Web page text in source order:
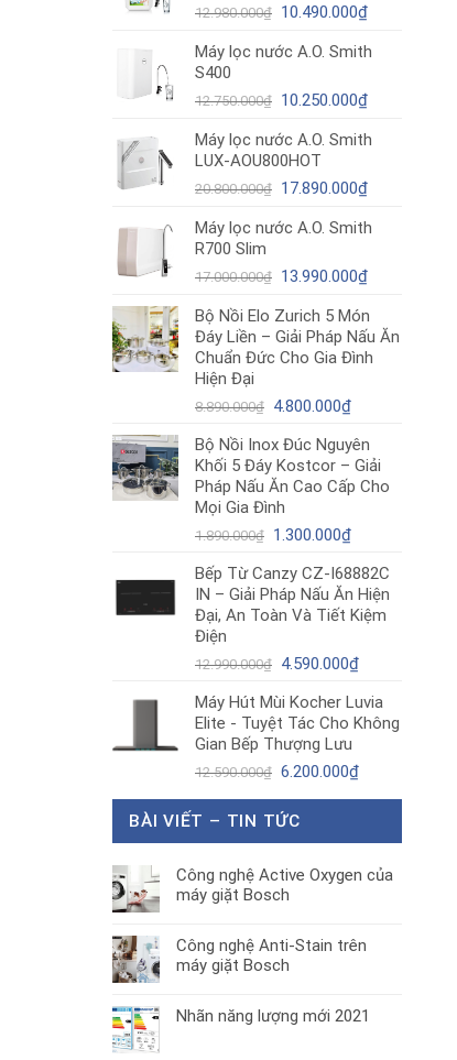
15.700.000₫.
12.980.000₫ Giá
là:
10.490.000₫Giá
tại
10.490.000₫.
Máy lọc nước A.O. Smith
S400
12.750.000₫ Giá
là:
12.750.000₫.
10.250.000₫Giá
tại
10.250.000₫.
Máy lọc nước A.O. Smith
LUX-AOU800HOT
20.800.000₫ Giá
là:
17.890.000₫Giá
tại
17.890.000₫.
Máy lọc nước A.O. Smith
R700 Slim
17.000.000₫ Giá
là:
17.000.000₫.
13.990.000₫Giá
tại
là:
13.990.000₫.
Bộ Nồi Elo Zurich 5 Món
Đáy Liền – Giải Pháp Nấu Ăn
Chuẩn Đức Cho Gia Đình
Hiện Đại
8.890.000₫ Giá
là:
8.890.000₫.
4.800.000₫Giá
tại
là:
4.800.000₫.
Bộ Nồi Inox Đúc Nguyên
Khối 5 Đáy Kostcor – Giải
Pháp Nấu Ăn Cao Cấp Cho
Mọi Gia Đình
1.890.000₫ Giá
là:
1.890.000₫.
1.300.000₫Giá
tại
là:
1.300.000₫.
Bếp Từ Canzy CZ-I68882C
IN – Giải Pháp Nấu Ăn Hiện
Đại, An Toàn Và Tiết Kiệm
Điện
12.990.000₫ Giá
là:
12.990.000₫.
4.590.000₫Giá
tại
là:
Máy Hút Mùi Kocher Luvia
Elite - Tuyệt Tác Cho Không
Gian Bếp Thượng Lưu
12.590.000₫ Giá
là:
6.200.000₫Giá
BÀI VIẾT – TIN TỨC
Công nghệ Active Oxygen của
máy giặt Bosch
Công nghệ Anti-Stain trên
máy giặt Bosch
Nhãn năng lượng mới 2021